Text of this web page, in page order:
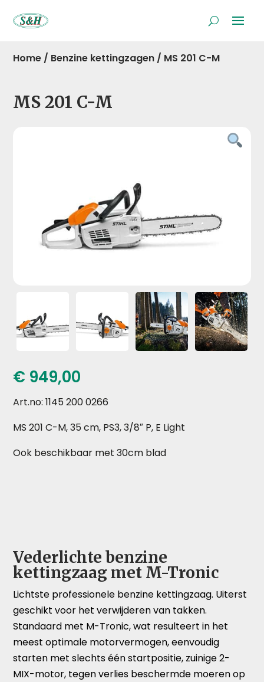
Home / Benzine kettingzagen / MS 201 C-M
MS 201 C-M
€ 949,00
Art.no: 1145 200 0266
MS 201 C-M, 35 cm, PS3, 3/8″ P, E Light
Ook beschikbaar met 30cm blad
Vederlichte benzine
kettingzaag met M-Tronic
Lichtste professionele benzine kettingzaag. Uiterst
geschikt voor het verwijderen van takken.
Standaard met M-Tronic, wat resulteert in het
meest optimale motorvermogen, eenvoudig
starten met slechts één startpositie, zuinige 2-
MIX-motor, tegen verlies beschermde moeren op